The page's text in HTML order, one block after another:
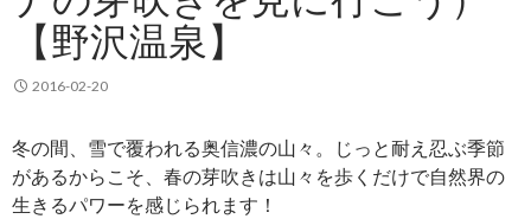
【野沢温泉】
2016-02-20
冬の間、雪で覆われる奥信濃の山々。じっと耐え忍ぶ季節
があるからこそ、春の芽吹きは山々を歩くだけで自然界の
生きるパワーを感じられます！